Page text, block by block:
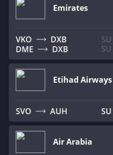
Emirates
VKO
DXB
DME
DXB
SU
SU
Etihad Airways
SVO AUH SU
Air Arabia